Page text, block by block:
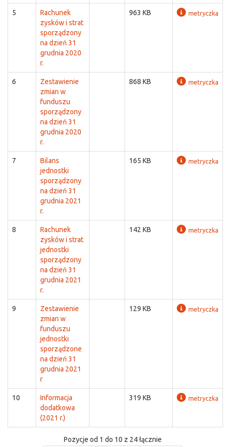
5
Rachunek
zysków i strat
sporządzony
na dzień 31
grudnia 2020
r.
963 KB metryczka
6
Zestawienie
zmian w
funduszu
sporządzony
na dzień 31
grudnia 2020
r.
868 KB metryczka
7
Bilans
jednostki
sporządzony
na dzień 31
grudnia 2021
r.
165 KB metryczka
8
Rachunek
zysków i strat
jednostki
sporządzony
na dzień 31
grudnia 2021
r.
142 KB metryczka
9
Zestawienie
zmian w
funduszu
jednostki
sporządzone
na dzień 31
grudnia 2021
r
129 KB metryczka
10
Informacja
dodatkowa
(2021 r.)
319 KB metryczka
Pozycje od 1 do 10 z 24 łącznie